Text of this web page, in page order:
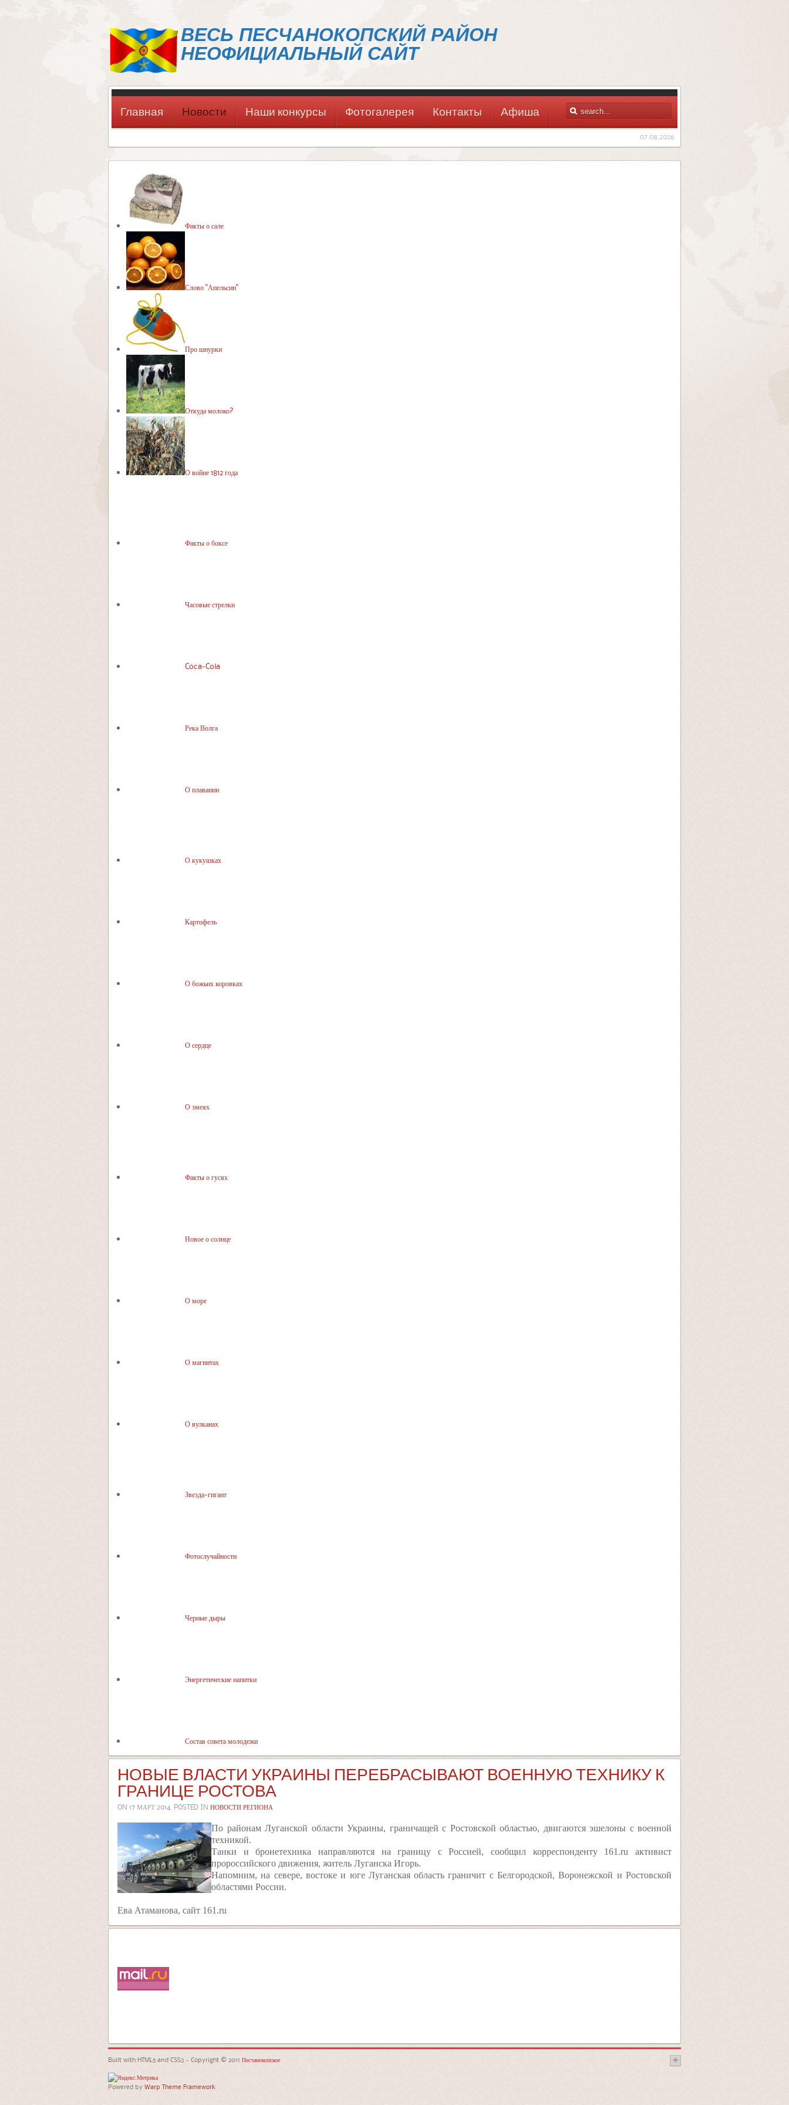
ВЕСЬ ПЕСЧАНОКОПСКИЙ РАЙОН
НЕОФИЦИАЛЬНЫЙ САЙТ
Главная Новости Наши конкурсы Фотогалерея Контакты Афиша
07.08.2026
Факты о сале
Слово "Апельсин"
Про шнурки
Откуда молоко?
О войне 1812 года
Факты о боксе
Часовые стрелки
Coca-Cola
Река Волга
О плавании
О кукушках
Картофель
О божьих коровках
О сердце
О змеях
Факты о гусях
Новое о солнце
О море
О магнитах
О вулканах
Звезда-гигант
Фотослучайности
Черные дыры
Энергетические напитки
Состав совета молодежи
НОВЫЕ ВЛАСТИ УКРАИНЫ ПЕРЕБРАСЫВАЮТ ВОЕННУЮ ТЕХНИКУ К
ГРАНИЦЕ РОСТОВА
ON 17 МАРТ 2014. POSTED IN НОВОСТИ РЕГИОНА
По районам Луганской области Украины, граничащей с Ростовской областью, двигаются эшелоны с военной
техникой.
Танки и бронетехника направляются на границу с Россией, сообщил корреспонденту 161.ru активист
пророссийского движения, житель Луганска Игорь.
Напомним, на севере, востоке и юге Луганская область граничит с Белгородской, Воронежской и Ростовской
областями России.
Ева Атаманова, сайт 161.ru
Built with HTML5 and CSS3 - Copyright © 2011 Песчанокопское
Powered by Warp Theme Framework